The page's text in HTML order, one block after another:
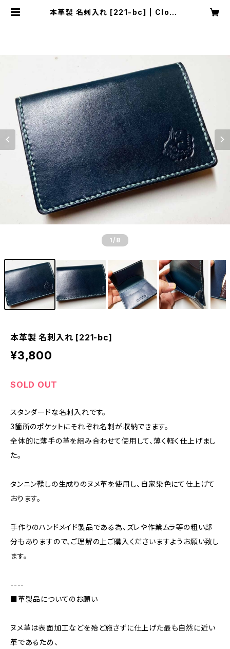
本革製 名刺入れ [221-bc] | Cloud
1 /8
本革製 名刺入れ [221-bc]
¥3,800
SOLD OUT
スタンダードな名刺入れです。
3箇所のポケットにそれぞれ名刺が収納できます。
全体的に薄手の革を組み合わせて使用して、薄く軽く仕上げまし
た。
タンニン鞣しの生成りのヌメ革を使用し、自家染色にて仕上げて
おります。
手作りのハンドメイド製品である為、ズレや作業ムラ等の粗い部
分もありますので、ご理解の上ご購入くださいますようお願い致し
ます。
----
■革製品についてのお願い
ヌメ革は表面加工などを殆ど施さずに仕上げた最も自然に近い
革であるため、